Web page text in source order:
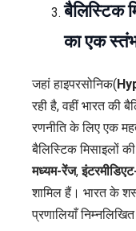
बैलिस्टिक
का एक
जहां हाइपरसोनिक(
रही है, वहीं भारत की
रणनीति के लिए एक
बैलिस्टिक मिसाइलों
मध्यम-रेंज,
शामिल हैं। भारत के
प्रणालियाँ